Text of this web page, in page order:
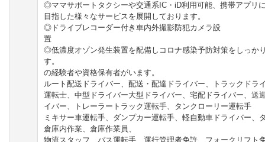
◎ママサポートタクシーや交通系IC・iD利用可能、携帯アプリ
目指した様々なサービスを展開しております。
◎ドライブレコーダー付き車内外撮影防犯カメラ設
◎低濃度オゾン発生装置を配備しコロナ感染予防対策をしっか
す。 ◎過去に応募され
の経験者や資格保有者がいます。
ルート配送ドライバー、配送・配達ドライバー、トラックドラ
運転士、中型ドライバー大型ドライバー、宅配ドライバー、送
イバー、トレーラートラック運転手、タンクローリー運転手
ミキサー車運転手、ダンプカー運転手、軽自動車ドライバー、
倉庫内作業、倉庫作業員、
物流スタッフ、バス運転手、運行管理者免許、フォークリフト